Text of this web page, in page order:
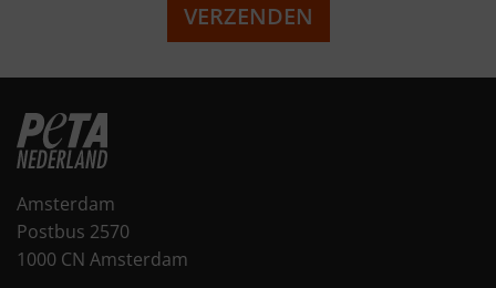
VERZENDEN
Amsterdam
Postbus 2570
1000 CN Amsterdam